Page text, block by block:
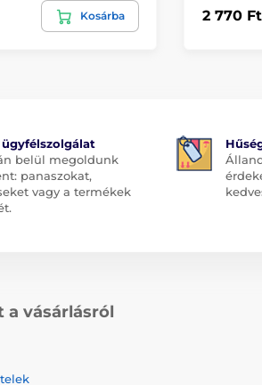
Kosárba 2 770 Ft
ügyfélszolgálat
belül megoldunk
panaszokat,
vagy a termékek
a vásárlásról